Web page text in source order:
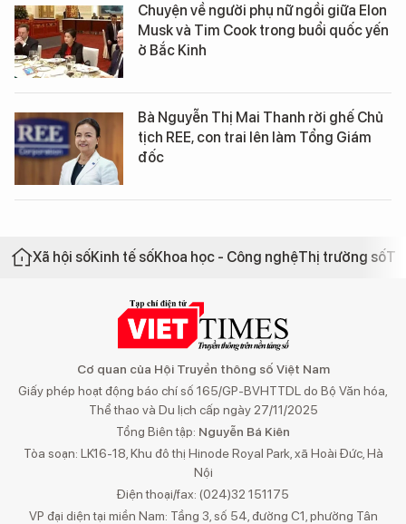
Chuyện về người phụ nữ ngồi giữa Elon
Musk và Tim Cook trong buổi quốc yến
ở Bắc Kinh
Bà Nguyễn Thị Mai Thanh rời ghế Chủ
tịch REE, con trai lên làm Tổng Giám
đốc
Xã hội sốKinh tế sốKhoa học - Công nghệThị trường số
Cơ quan của Hội Truyền thông số Việt Nam
Giấy phép hoạt động báo chí số 165/GP-BVHTTDL do Bộ Văn hóa,
Thể thao và Du lịch cấp ngày 27/11/2025
Tổng Biên tập: Nguyễn Bá Kiên
Tòa soạn: LK16-18, Khu đô thị Hinode Royal Park, xã Hoài Đức, Hà
Nội
Điện thoại/fax: (024)32 151175
VP đại diện tại miền Nam: Tầng 3, số 54, đường C1, phường Tân